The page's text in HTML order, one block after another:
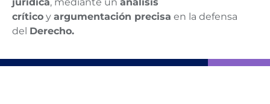
crítico y argumentación precisa en la defensa
del Derecho.